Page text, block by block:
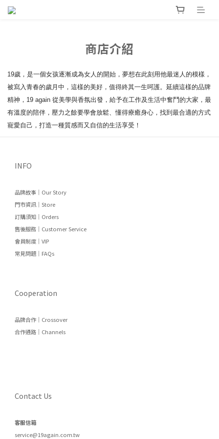
商店介紹
19歲，是一個女孩逐漸成為女人的開始，夢想在此刻用他最迷人的模樣，
被寫入青春的歲月中，這樣的美好，值得終其一生呵護。延續這樣的品牌
精神，19 again 從美學與香氛出發，給予在工作及生活中奮鬥的大家，最
有溫度的陪伴，壓力之餘要學會放鬆、懂得療癒身心，找到最合適的方式
寵愛自己，打造一種質感而又自信的生活享受！
INFO
品牌故事｜Our Story
門市資訊｜Store
訂購須知｜Orders
售後服務｜Customer Service
會員制度｜VIP
常見問題｜FAQs
Cooperation
品牌合作｜Crossover
合作通路｜Channels
Contact Us
客服信箱
service@19again.com.tw